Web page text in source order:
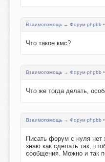
Взаимопомощь → Форум phpbb
Что такое кмс?
Взаимопомощь → Форум phpbb
Что же тогда делать,
Взаимопомощь → Форум phpbb
Писать форум с нуля нет
знаю как сделать так,
сообщения. Можно и так